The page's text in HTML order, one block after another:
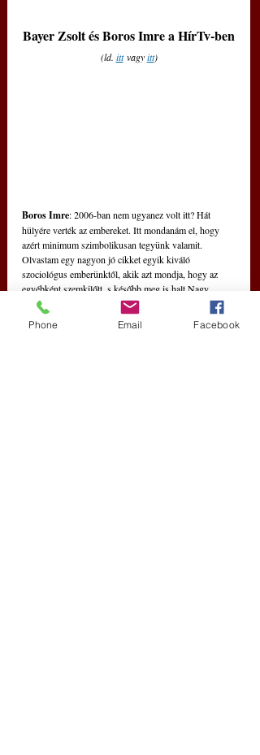
Bayer Zsolt és Boros Imre a HírTv-ben
(ld. itt vagy itt)
Boros Imre: 2006-ban nem ugyanez volt itt? Hát
hülyére verték az embereket. Itt mondanám el, hogy
azért minimum szimbolikusan tegyünk valamit.
Olvastam egy nagyon jó cikket egyik kiváló
szociológus emberünktől, akik azt mondja, hogy az
egyébként szemkilőtt, s később meg is halt Nagy
László emlékére ott a helyszínen kellene egy szobrot
állítani. Úgy gondolom, hogy ezt kapjuk fel...
Bayer Zsolt : Én már aláírtam.
Phone Email Facebook